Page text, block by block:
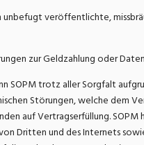
veröffentlichte,
zur Geldzahlung oder
SOPM trotz aller Sorgfalt
Störungen, welche dem
auf Vertragserfüllung.
Dritten und des Internets